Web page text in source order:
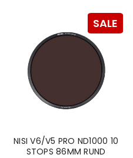
Passwort
Anmeldeformular
ANMELDEN
SALE
NISI V6/V5 PRO ND1000 10
STOPS 86MM RUND